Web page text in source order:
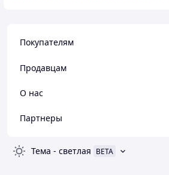
Покупателям
Продавцам
О нас
Партнеры
Тема - светлая BETA